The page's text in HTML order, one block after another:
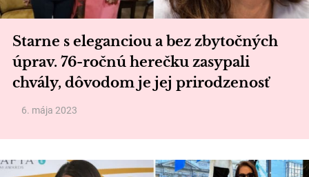
Starne s eleganciou a bez zbytočných
úprav. 76-ročnú herečku zasypali
chvály, dôvodom je jej prirodzenosť
6. mája 2023